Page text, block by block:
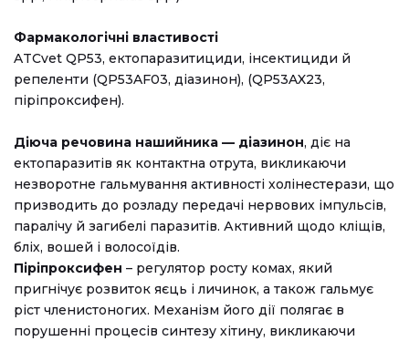
Фармакологічні властивості
ATCvet QP53, ектопаразитициди, інсектициди й
репеленти (QP53AF03, діазинон), (QP53AX23,
піріпроксифен).
Діюча речовина нашийника — діазинон, діє на
ектопаразитів як контактна отрута, викликаючи
незворотне гальмування активності холінестерази, що
призводить до розладу передачі нервових імпульсів,
паралічу й загибелі паразитів. Активний щодо кліщів,
бліх, вошей і волосоїдів.
Піріпроксифен – регулятор росту комах, який
пригнічує розвиток яєць і личинок, а також гальмує
ріст членистоногих. Механізм його дії полягає в
порушенні процесів синтезу хітину, викликаючи